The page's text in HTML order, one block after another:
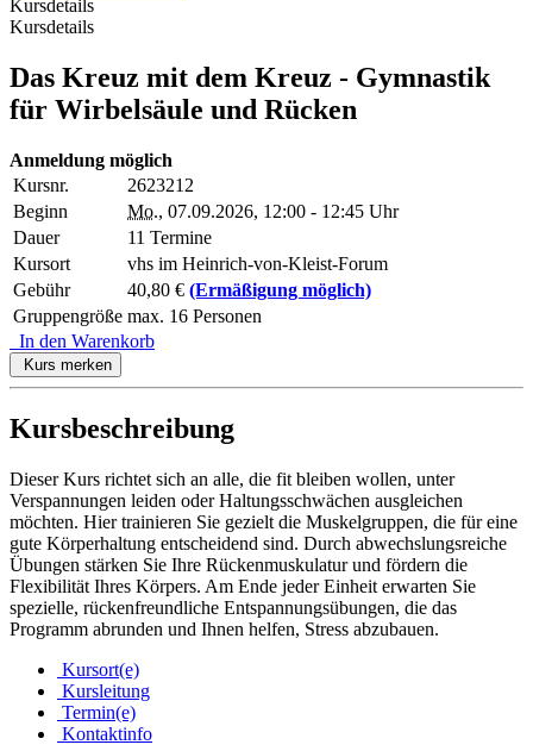
Kursdetails
Kursdetails
Das Kreuz mit dem Kreuz - Gymnastik
für Wirbelsäule und Rücken
Anmeldung möglich
Kursnr.
2623212
Beginn
Mo., 07.09.2026, 12:00 - 12:45 Uhr
Dauer
11 Termine
Kursort
vhs im Heinrich-von-Kleist-Forum
Gebühr
40,80 € (Ermäßigung möglich)
Gruppengröße max. 16 Personen
In den Warenkorb
Kurs merken
Kursbeschreibung
Dieser Kurs richtet sich an alle, die fit bleiben wollen, unter
Verspannungen leiden oder Haltungsschwächen ausgleichen
möchten. Hier trainieren Sie gezielt die Muskelgruppen, die für eine
gute Körperhaltung entscheidend sind. Durch abwechslungsreiche
Übungen stärken Sie Ihre Rückenmuskulatur und fördern die
Flexibilität Ihres Körpers. Am Ende jeder Einheit erwarten Sie
spezielle, rückenfreundliche Entspannungsübungen, die das
Programm abrunden und Ihnen helfen, Stress abzubauen.
Kursort(e)
Kursleitung
Termin(e)
Kontaktinfo